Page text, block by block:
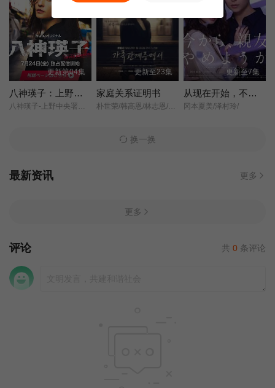
更新第04集
八神瑛子：上野中央署组织犯罪对策课
更新至23集
家庭关系证明书
朴世荣/韩高恩/林志恩/成伊言/
更新至7集
从现在开始，不做朋友了吧。
冈本夏美/泽村玲/
换一换
最新资讯 更多
更多
评论 共 0 条评论